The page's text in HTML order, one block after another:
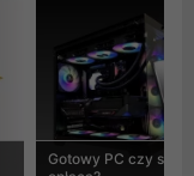
Gotowy PC czy